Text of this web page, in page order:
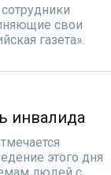
свои
газета».
инвалида
этого дня